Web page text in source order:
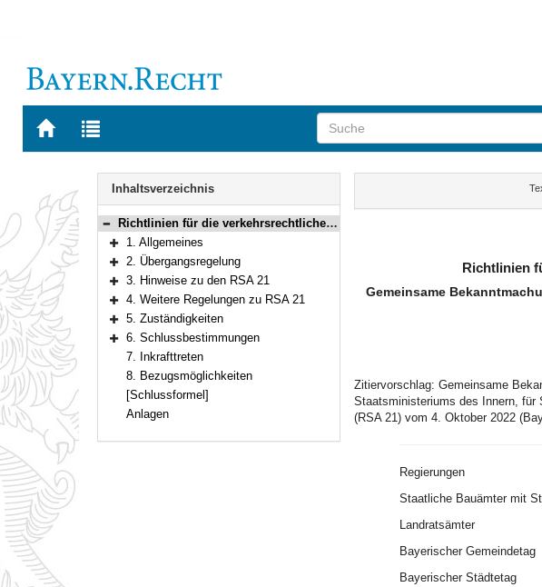
Zur
BAYERN.RECHT
Zur
letzten
Navigation
Inhaltsverzeichnis
Bereich reduzieren
Richtlinien für die verkehrsrechtliche Sicherung von Arbeitsstellen an Straßen (RSA 21)
Bereich erweitern
1. Allgemeines
Bereich erweitern
2. Übergangsregelung
Bereich erweitern
3. Hinweise zu den RSA 21
Bereich erweitern
4. Weitere Regelungen zu RSA 21
Bereich erweitern
5. Zuständigkeiten
Bereich erweitern
6. Schlussbestimmungen
7. Inkrafttreten
8. Bezugsmöglichkeiten
[Schlussformel]
Anlagen
Richtlinien
Gemeinsame
Zitiervorschlag: Gemeinsame
Staatsministeriums des Innern, für
(RSA 21) vom 4. Oktober 2022
Regierungen
Staatliche Bauämter mit
Landratsämter
Bayerischer Gemeindetag
Bayerischer Städtetag